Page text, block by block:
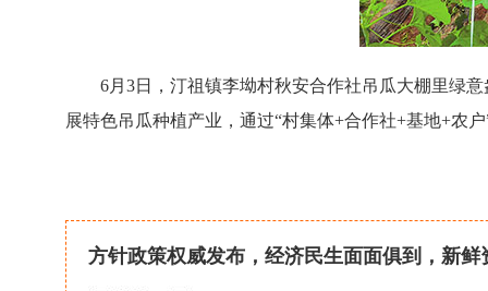
6月3日，汀祖镇李坳村秋安合作社吊瓜大棚里绿意
展特色吊瓜种植产业，通过“村集体+合作社+基地+
方针政策权威发布，经济民生面面俱到，新鲜